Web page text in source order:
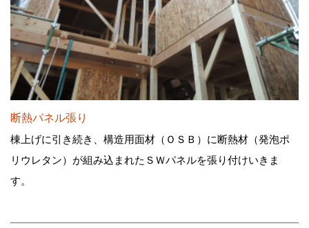
断熱パネル張り
棟上げに引き続き、構造用面材（ＯＳＢ）に断熱材（発泡ポ
リウレタン）が組み込まれたＳＷパネルを張り付けいきま
す。